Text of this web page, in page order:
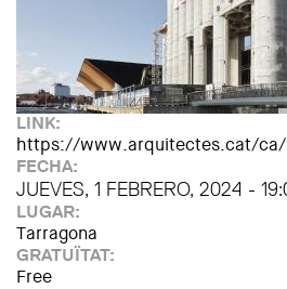
LINK:
https://www.arquitectes.cat/
FECHA:
JUEVES, 1 FEBRERO, 2024 -
LUGAR:
Tarragona
GRATUÏTAT:
Free